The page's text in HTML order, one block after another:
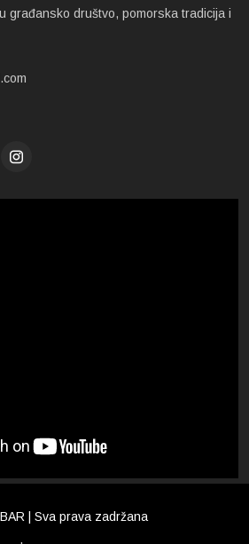
građansko društvo, pomorska tradicija i
| Sva prava zadržana